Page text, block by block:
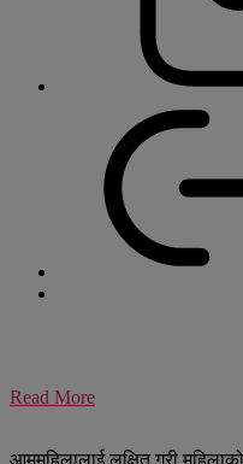
Read More
आममहिलालाई लक्षित गरी